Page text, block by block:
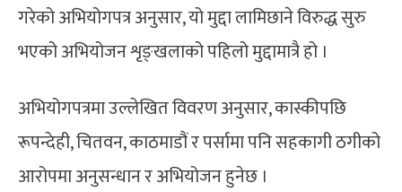
गरेको अभियोगपत्र अनुसार, यो मुद्दा लामिछाने विरुद्ध सुरु
भएको अभियोजन शृङ्खलाको पहिलो मुद्दामात्रै हो ।
अभियोगपत्रमा उल्लेखित विवरण अनुसार, कास्कीपछि
रूपन्देही, चितवन, काठमाडौं र पर्सामा पनि सहकागी ठगीको
आरोपमा अनुसन्धान र अभियोजन हुनेछ ।